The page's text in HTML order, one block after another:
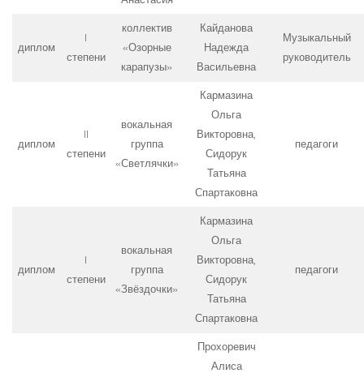
диплом
I
степени
коллектив
«Озорные
карапузы»
Кайданова
Надежда
Васильевна
Музыкальный
руководитель
диплом
II
степени
вокальная
группа
«Светлячки»
Кармазина
Ольга
Викторовна,
Сидорук
Татьяна
Спартаковна
педагоги
диплом
I
степени
вокальная
группа
«Звёздочки»
Кармазина
Ольга
Викторовна,
Сидорук
Татьяна
Спартаковна
педагоги
Прохоревич
Алиса